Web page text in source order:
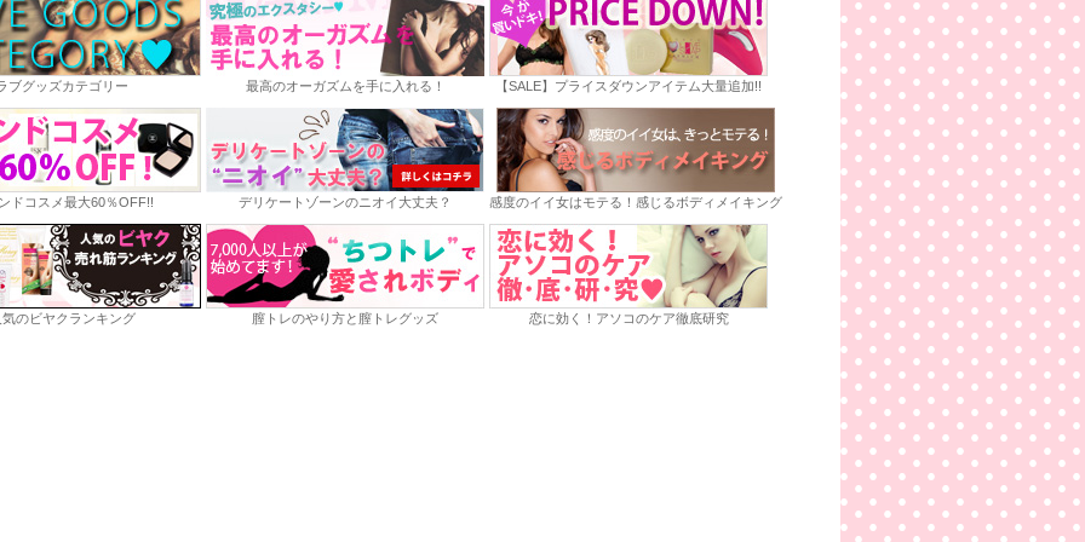
ブグッズカテゴリー 最高のオーガズムを手に入れる！ 【SALE】プライスダウンアイテム大量追加!!
ドコスメ最大60％OFF!! デリケートゾーンのニオイ大丈夫？ 感度のイイ女はモテる！感じるボディメイキング
のビヤクランキング 膣トレのやり方と膣トレグッズ 恋に効く！アソコのケア徹底研究